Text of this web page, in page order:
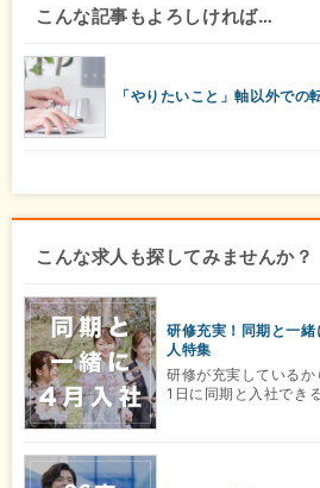
こんな記事もよろしければ…
「やりたいこと」軸以外での
こんな求人も探してみませんか？
研修充実！同期と一
人特集
研修が充実している
1日に同期と入社でき